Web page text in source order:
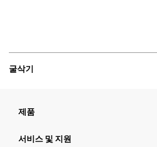
굴삭기
제품
서비스 및 지원